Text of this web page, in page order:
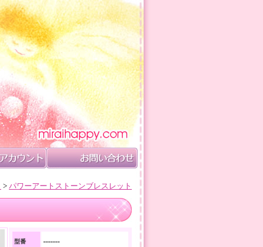
> パワーアートストーンブレスレット
型番 -------